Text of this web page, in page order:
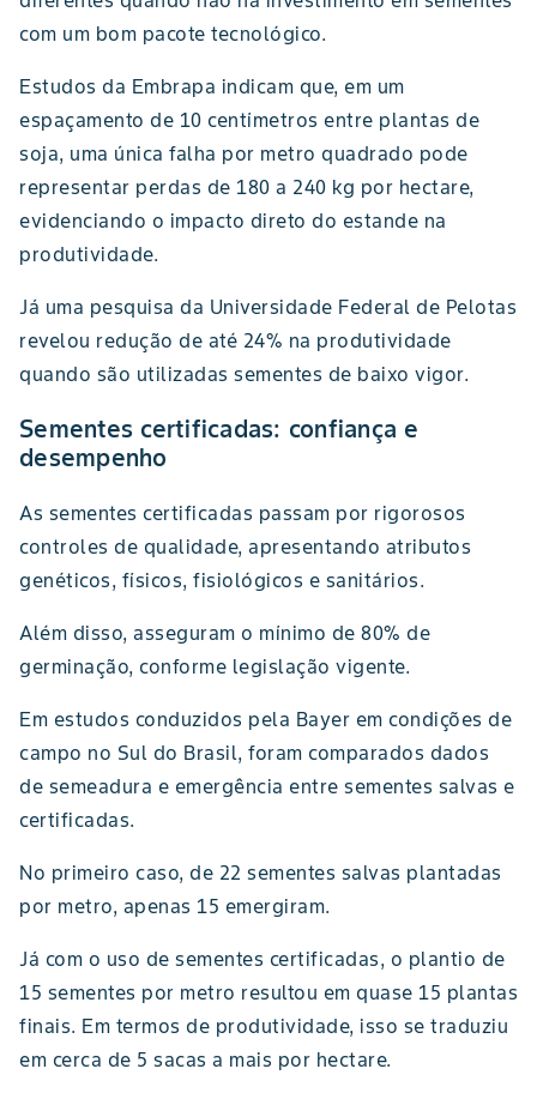
com um bom pacote tecnológico.
Estudos da Embrapa indicam que, em um
espaçamento de 10 centímetros entre plantas de
soja, uma única falha por metro quadrado pode
representar perdas de 180 a 240 kg por hectare,
evidenciando o impacto direto do estande na
produtividade.
Já uma pesquisa da Universidade Federal de Pelotas
revelou redução de até 24% na produtividade
quando são utilizadas sementes de baixo vigor.
Sementes certificadas: confiança e
desempenho
As sementes certificadas passam por rigorosos
controles de qualidade, apresentando atributos
genéticos, físicos, fisiológicos e sanitários.
Além disso, asseguram o mínimo de 80% de
germinação, conforme legislação vigente.
Em estudos conduzidos pela Bayer em condições de
campo no Sul do Brasil, foram comparados dados
de semeadura e emergência entre sementes salvas e
certificadas.
No primeiro caso, de 22 sementes salvas plantadas
por metro, apenas 15 emergiram.
Já com o uso de sementes certificadas, o plantio de
15 sementes por metro resultou em quase 15 plantas
finais. Em termos de produtividade, isso se traduziu
em cerca de 5 sacas a mais por hectare.